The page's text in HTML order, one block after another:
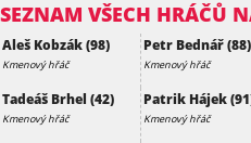
SEZNAM VŠECH HRÁČŮ
Aleš Kobzák (98)
Kmenový hřáč
Petr Bednář (88)
Kmenový hřáč
Tadeáš Brhel (42)
Kmenový hřáč
Patrik Hájek
Kmenový hřáč